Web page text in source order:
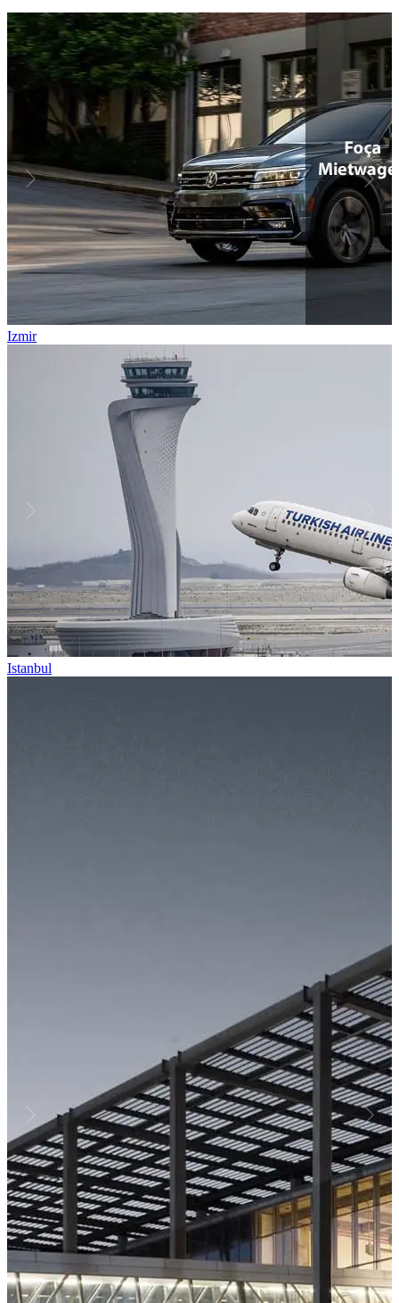
Izmir
Istanbul